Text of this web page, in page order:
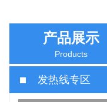
产品展示
Products
发热线专区